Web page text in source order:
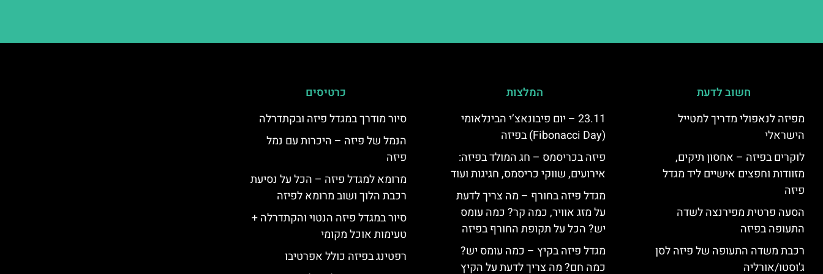
חשוב לדעת
מפיזה לנאפולי מדריך למטייל
הישראלי
לוקרים בפיזה – אחסון תיקים,
מזוודות וחפצים אישיים ליד מגדל
פיזה
הסעה פרטית מפירנצה לשדה
התעופה בפיזה
רכבת משדה התעופה של פיזה לסן
ג'וסטו/אורליה
המלצות
23.11 – יום פיבונאצ’י הבינלאומי
(Fibonacci Day) בפיזה
פיזה בכריסמס – חג המולד בפיזה:
אירועים, שווקי כריסמס, חגיגות ועוד
מגדל פיזה בחורף – מה צריך לדעת
על מזג אוויר, כמה קר? כמה עומס
יש? הכל על תקופת החורף בפיזה
מגדל פיזה בקיץ – כמה עומס יש?
כמה חם? מה צריך לדעת על הקיץ
כרטיסים
סיור מודרך במגדל פיזה ובקתדרלה
הנמל של פיזה – היכרות עם נמל
פיזה
מרומא למגדל פיזה – הכל על נסיעת
רכבת הלוך ושוב מרומא לפיזה
סיור במגדל פיזה הנטוי והקתדרלה +
טעימות אוכל מקומי
רפטינג בפיזה כולל אפרטיבו